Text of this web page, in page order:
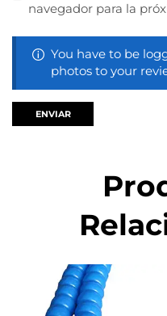
navegador para la
You have to be
photos to your